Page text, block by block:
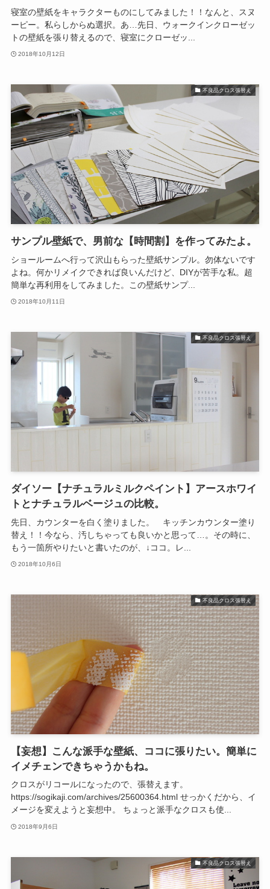
寝室の壁紙をキャラクターものにしてみました！！なんと、スヌ
ーピー。私らしからぬ選択。あ…先日、ウォークインクローゼッ
トの壁紙を張り替えるので、寝室にクローゼッ...
2018年10月12日
不良品クロス張替え
サンプル壁紙で、男前な【時間割】を作ってみたよ。
ショールームへ行って沢山もらった壁紙サンプル。勿体ないです
よね。何かリメイクできれば良いんだけど、DIYが苦手な私。超
簡単な再利用をしてみました。この壁紙サンプ...
2018年10月11日
不良品クロス張替え
ダイソー【ナチュラルミルクペイント】アースホワイ
トとナチュラルベージュの比較。
先日、カウンターを白く塗りました。 キッチンカウンター塗り
替え！！今なら、汚しちゃっても良いかと思って…。その時に、
もう一箇所やりたいと書いたのが、↓ココ。レ...
2018年10月6日
不良品クロス張替え
【妄想】こんな派手な壁紙、ココに張りたい。簡単に
イメチェンできちゃうかもね。
クロスがリコールになったので、張替えます。
https://sogikaji.com/archives/25600364.html せっかくだから、イ
メージを変えようと妄想中。 ちょっと派手なクロスも使...
2018年9月6日
不良品クロス張替え